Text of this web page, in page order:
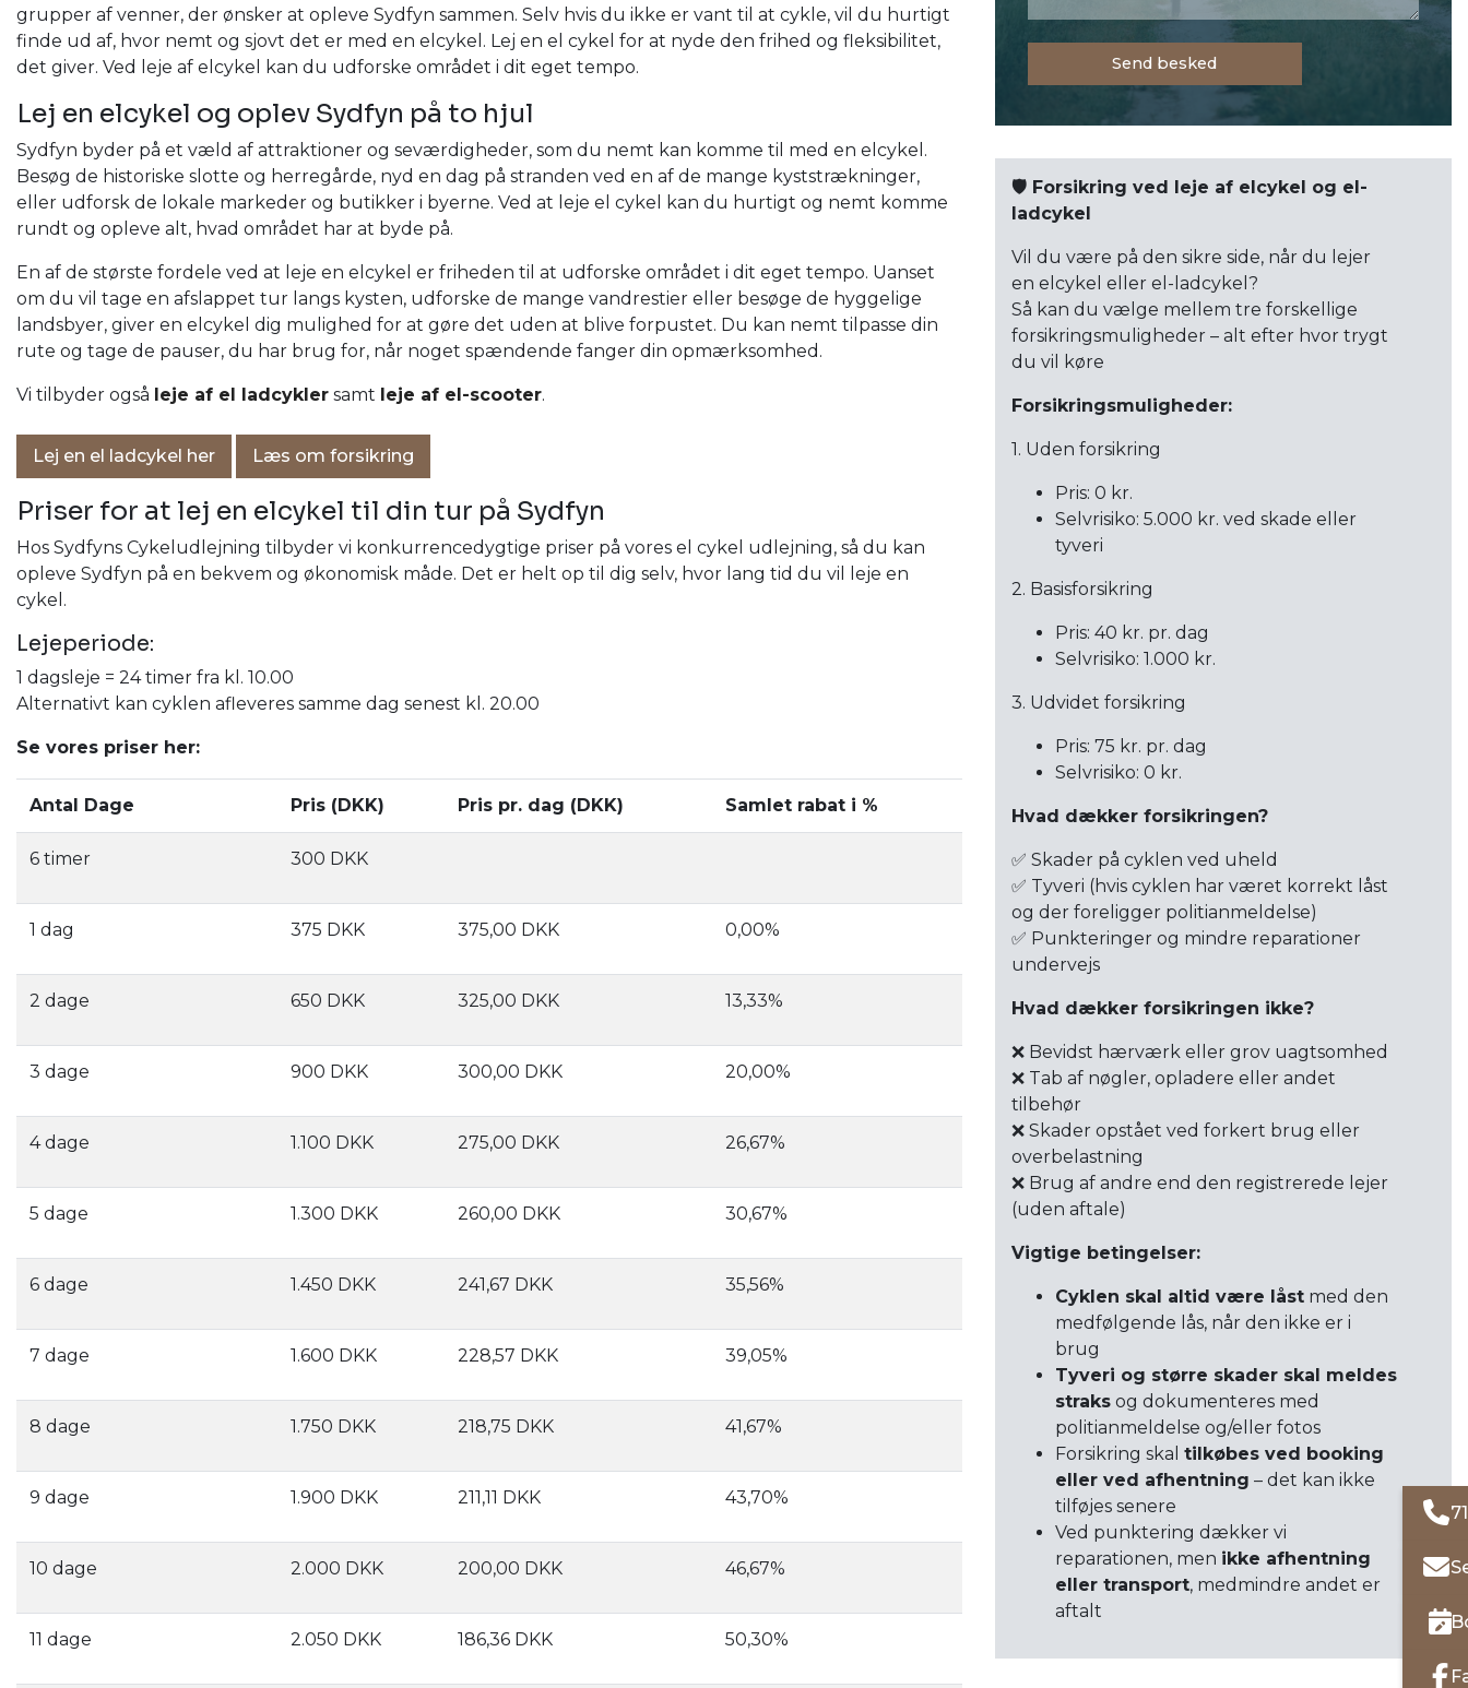
grupper af venner, der ønsker at opleve Sydfyn sammen. Selv hvis du ikke er vant til at cykle, vil du hurtigt
finde ud af, hvor nemt og sjovt det er med en elcykel. Lej en el cykel for at nyde den frihed og fleksibilitet,
det giver. Ved leje af elcykel kan du udforske området i dit eget tempo.
Lej en elcykel og oplev Sydfyn på to hjul
Sydfyn byder på et væld af attraktioner og seværdigheder, som du nemt kan komme til med en elcykel.
Besøg de historiske slotte og herregårde, nyd en dag på stranden ved en af de mange kyststrækninger,
eller udforsk de lokale markeder og butikker i byerne. Ved at leje el cykel kan du hurtigt og nemt komme
rundt og opleve alt, hvad området har at byde på.
En af de største fordele ved at leje en elcykel er friheden til at udforske området i dit eget tempo. Uanset
om du vil tage en afslappet tur langs kysten, udforske de mange vandrestier eller besøge de hyggelige
landsbyer, giver en elcykel dig mulighed for at gøre det uden at blive forpustet. Du kan nemt tilpasse din
rute og tage de pauser, du har brug for, når noget spændende fanger din opmærksomhed.
Vi tilbyder også leje af el ladcykler samt leje af el-scooter.
Lej en el ladcykel her Læs om forsikring
Priser for at lej en elcykel til din tur på Sydfyn
Hos Sydfyns Cykeludlejning tilbyder vi konkurrencedygtige priser på vores el cykel udlejning, så du kan
opleve Sydfyn på en bekvem og økonomisk måde. Det er helt op til dig selv, hvor lang tid du vil leje en
cykel.
Lejeperiode:
1 dagsleje = 24 timer fra kl. 10.00
Alternativt kan cyklen afleveres samme dag senest kl. 20.00
Se vores priser her:
Antal Dage Pris (DKK) Pris pr. dag (DKK) Samlet rabat i %
6 timer 300 DKK
1 dag 375 DKK 375,00 DKK 0,00%
2 dage 650 DKK 325,00 DKK 13,33%
3 dage 900 DKK 300,00 DKK 20,00%
4 dage 1.100 DKK 275,00 DKK 26,67%
5 dage 1.300 DKK 260,00 DKK 30,67%
6 dage 1.450 DKK 241,67 DKK 35,56%
7 dage 1.600 DKK 228,57 DKK 39,05%
8 dage 1.750 DKK 218,75 DKK 41,67%
9 dage 1.900 DKK 211,11 DKK 43,70%
10 dage 2.000 DKK 200,00 DKK 46,67%
11 dage 2.050 DKK 186,36 DKK 50,30%
🛡️ Forsikring ved leje af elcykel og el-
ladcykel
Vil du være på den sikre side, når du lejer
en elcykel eller el-ladcykel?
Så kan du vælge mellem tre forskellige
forsikringsmuligheder – alt efter hvor trygt
du vil køre
Forsikringsmuligheder:
1. Uden forsikring
Pris: 0 kr.
Selvrisiko: 5.000 kr. ved skade eller
tyveri
2. Basisforsikring
Pris: 40 kr. pr. dag
Selvrisiko: 1.000 kr.
3. Udvidet forsikring
Pris: 75 kr. pr. dag
Selvrisiko: 0 kr.
Hvad dækker forsikringen?
✅ Skader på cyklen ved uheld
✅ Tyveri (hvis cyklen har været korrekt låst
og der foreligger politianmeldelse)
✅ Punkteringer og mindre reparationer
undervejs
Hvad dækker forsikringen ikke?
❌ Bevidst hærværk eller grov uagtsomhed
❌ Tab af nøgler, opladere eller andet
tilbehør
❌ Skader opstået ved forkert brug eller
overbelastning
❌ Brug af andre end den registrerede lejer
(uden aftale)
Vigtige betingelser:
Cyklen skal altid være låst med den
medfølgende lås, når den ikke er i
brug
Tyveri og større skader skal meldes
straks og dokumenteres med
politianmeldelse og/eller fotos
Forsikring skal tilkøbes ved booking
eller ved afhentning – det kan ikke
tilføjes senere
Ved punktering dækker vi
reparationen, men ikke afhentning
eller transport, medmindre andet er
aftalt